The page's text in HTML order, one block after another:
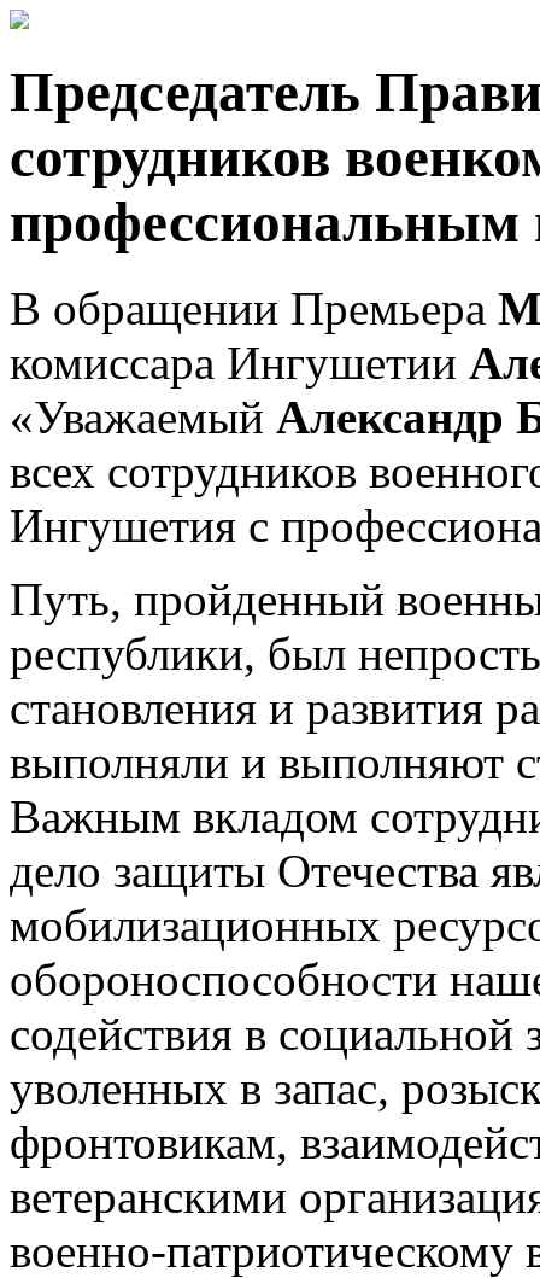
Председатель
сотрудников
профессиональным
В обращении Премьера
комиссара Ингушетии
«Уважаемый Александр
всех сотрудников
Ингушетия с
Путь, пройденный
республики, был
становления и развития
выполняли и выполняют
Важным вкладом
дело защиты Отечества
мобилизационных
обороноспособности
содействия в
уволенных в запас,
фронтовикам,
ветеранскими
военно-